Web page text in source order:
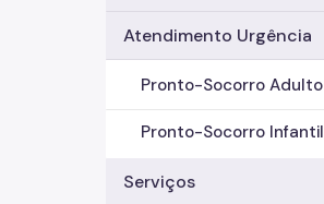
Atendimento Urgência
Pronto-Socorro Adulto
Pronto-Socorro Infantil
Serviços